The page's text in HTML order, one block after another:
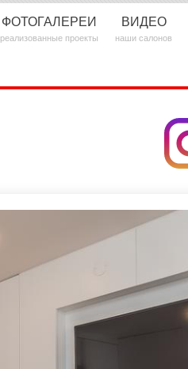
ФОТОГАЛЕРЕИ
реализованные проекты
ВИДЕО
наши салонов